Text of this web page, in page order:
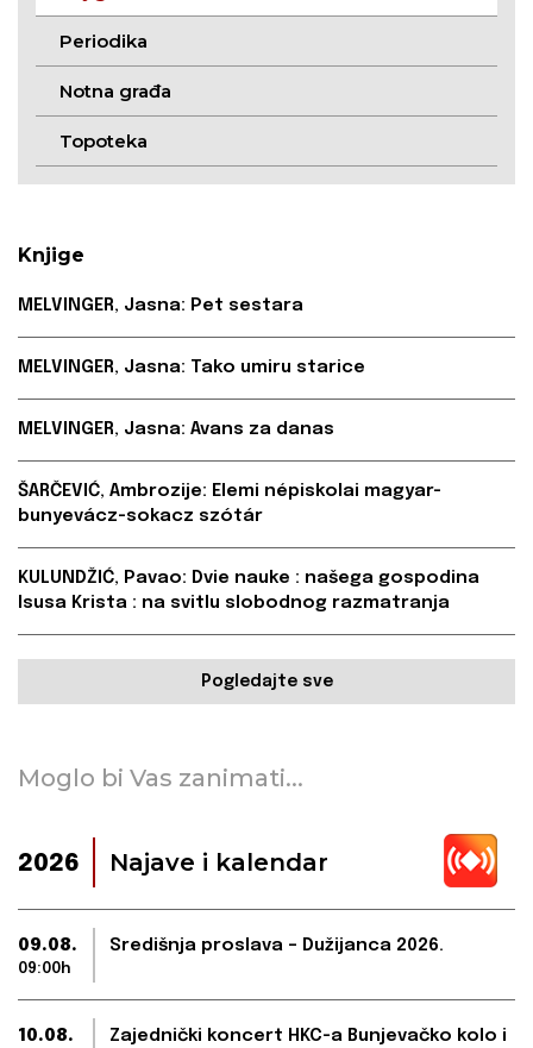
Periodika
Notna građa
Topoteka
Knjige
MELVINGER, Jasna: Pet sestara
MELVINGER, Jasna: Tako umiru starice
MELVINGER, Jasna: Avans za danas
ŠARČEVIĆ, Ambrozije: Elemi népiskolai magyar-
bunyevácz-sokacz szótár
KULUNDŽIĆ, Pavao: Dvie nauke : našega gospodina
Isusa Krista : na svitlu slobodnog razmatranja
Pogledajte sve
Moglo bi Vas zanimati...
2026 Najave i kalendar
09.08.
09:00h
Središnja proslava – Dužijanca 2026.
10.08.
Zajednički koncert HKC-a Bunjevačko kolo i